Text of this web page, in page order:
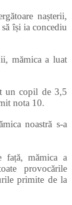
nașterii,
își ia concediu
mămica a luat
un copil de 3,5
nota 10.
noastră s-a
față, mămica a
provocările
primite de la